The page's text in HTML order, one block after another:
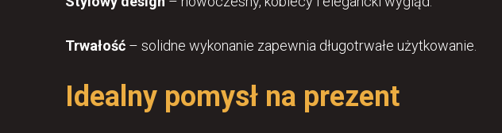
Trwałość – solidne wykonanie zapewnia długotrwałe użytkowanie.
Idealny pomysł na prezent